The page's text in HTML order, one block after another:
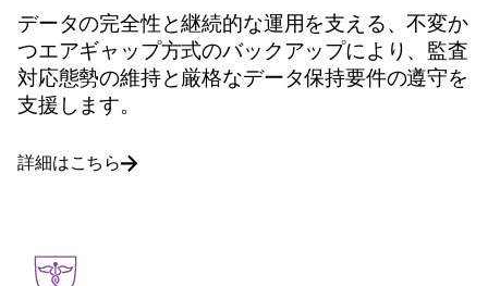
データの完全性と継続的な運用を支える、不変か
つエアギャップ方式のバックアップにより、監査
対応態勢の維持と厳格なデータ保持要件の遵守を
支援します。
詳細はこちら